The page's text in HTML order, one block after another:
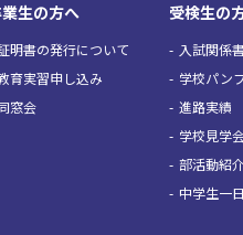
生の方へ
明書の発行について
育実習申し込み
窓会
受検生の
入試関係
学校パン
進路実績
学校見学
部活動紹
中学生一